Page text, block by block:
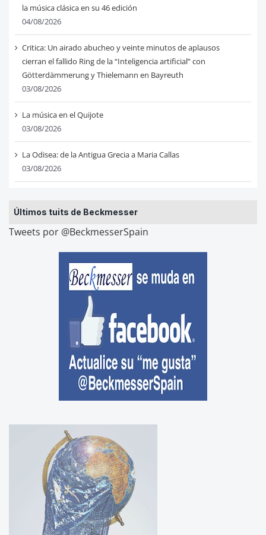
la música clásica en su 46 edición
04/08/2026
Critica: Un airado abucheo y veinte minutos de aplausos
cierran el fallido Ring de la “Inteligencia artificial” con
Götterdämmerung y Thielemann en Bayreuth
03/08/2026
La música en el Quijote
03/08/2026
La Odisea: de la Antigua Grecia a Maria Callas
03/08/2026
Últimos tuits de Beckmesser
Tweets por @BeckmesserSpain